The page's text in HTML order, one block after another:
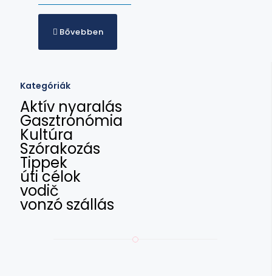
Bővebben
Kategóriák
Aktív nyaralás
Gasztronómia
Kultúra
Szórakozás
Tippek
úti célok
vodič
vonzó szállás